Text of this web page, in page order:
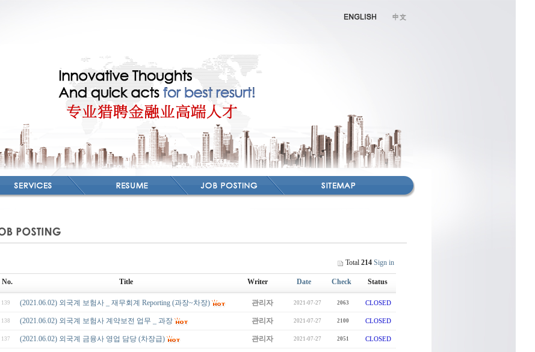
Total 214 Sign in
No. Title Writer Date Check Status
139 (2021.06.02) 외국계 보험사 _ 재무회계 Reporting (과장~차장) 관리자 2021-07-27 2063 CLOSED
138 (2021.06.02) 외국계 보험사 계약보전 업무 _ 과장 관리자 2021-07-27 2100 CLOSED
137 (2021.06.02) 외국계 금융사 영업 담당 (차장급) 관리자 2021-07-27 2051 CLOSED